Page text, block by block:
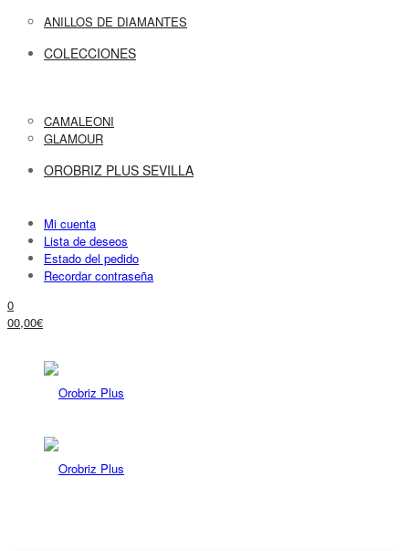
ANILLOS DE DIAMANTES
COLECCIONES
CAMALEONI
GLAMOUR
OROBRIZ PLUS SEVILLA
Mi cuenta
Lista de deseos
Estado del pedido
Recordar contraseña
0
00,00€